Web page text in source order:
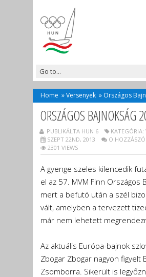
Home »Versenyek » Országos
ORSZÁGOS BAJNOKSÁG
PUBLIKÁLTA HUN 6 KATEGÓRIA:
SZEPT 22ND, 2013
O
2301 VIEWS
A gyenge szeles kilencedik
el az 57. MVM Finn Országos
mert a befutó után a szél
vált, amelyben a tervezett
már nem lehetett
Az aktuális Európa-bajnok
Zbogar Zbogar nagyon figyelt
Zsomborra. Sikerült is